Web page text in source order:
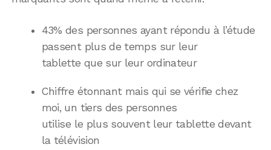
43% des personnes ayant répondu à l’étude
passent plus de temps sur leur
tablette que sur leur ordinateur
Chiffre étonnant mais qui se vérifie chez
moi, un tiers des personnes
utilise le plus souvent leur tablette devant
la télévision